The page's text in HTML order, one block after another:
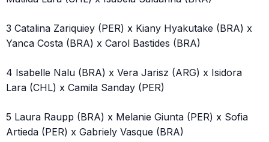
3 Catalina Zariquiey (PER) x Kiany Hyakutake (BRA) x
Yanca Costa (BRA) x Carol Bastides (BRA)
4 Isabelle Nalu (BRA) x Vera Jarisz (ARG) x Isidora
Lara (CHL) x Camila Sanday (PER)
5 Laura Raupp (BRA) x Melanie Giunta (PER) x Sofia
Artieda (PER) x Gabriely Vasque (BRA)